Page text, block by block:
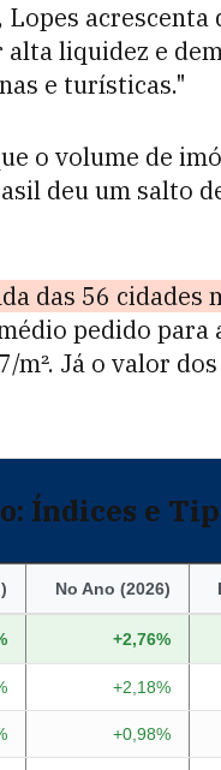
acrescenta
liquidez e
e turísticas."
o volume de
deu um salto
das 56 cidades
pedido para
m². Já o valor
Índices e
No Ano (2026)
+2,76%
+2,18%
+0,98%